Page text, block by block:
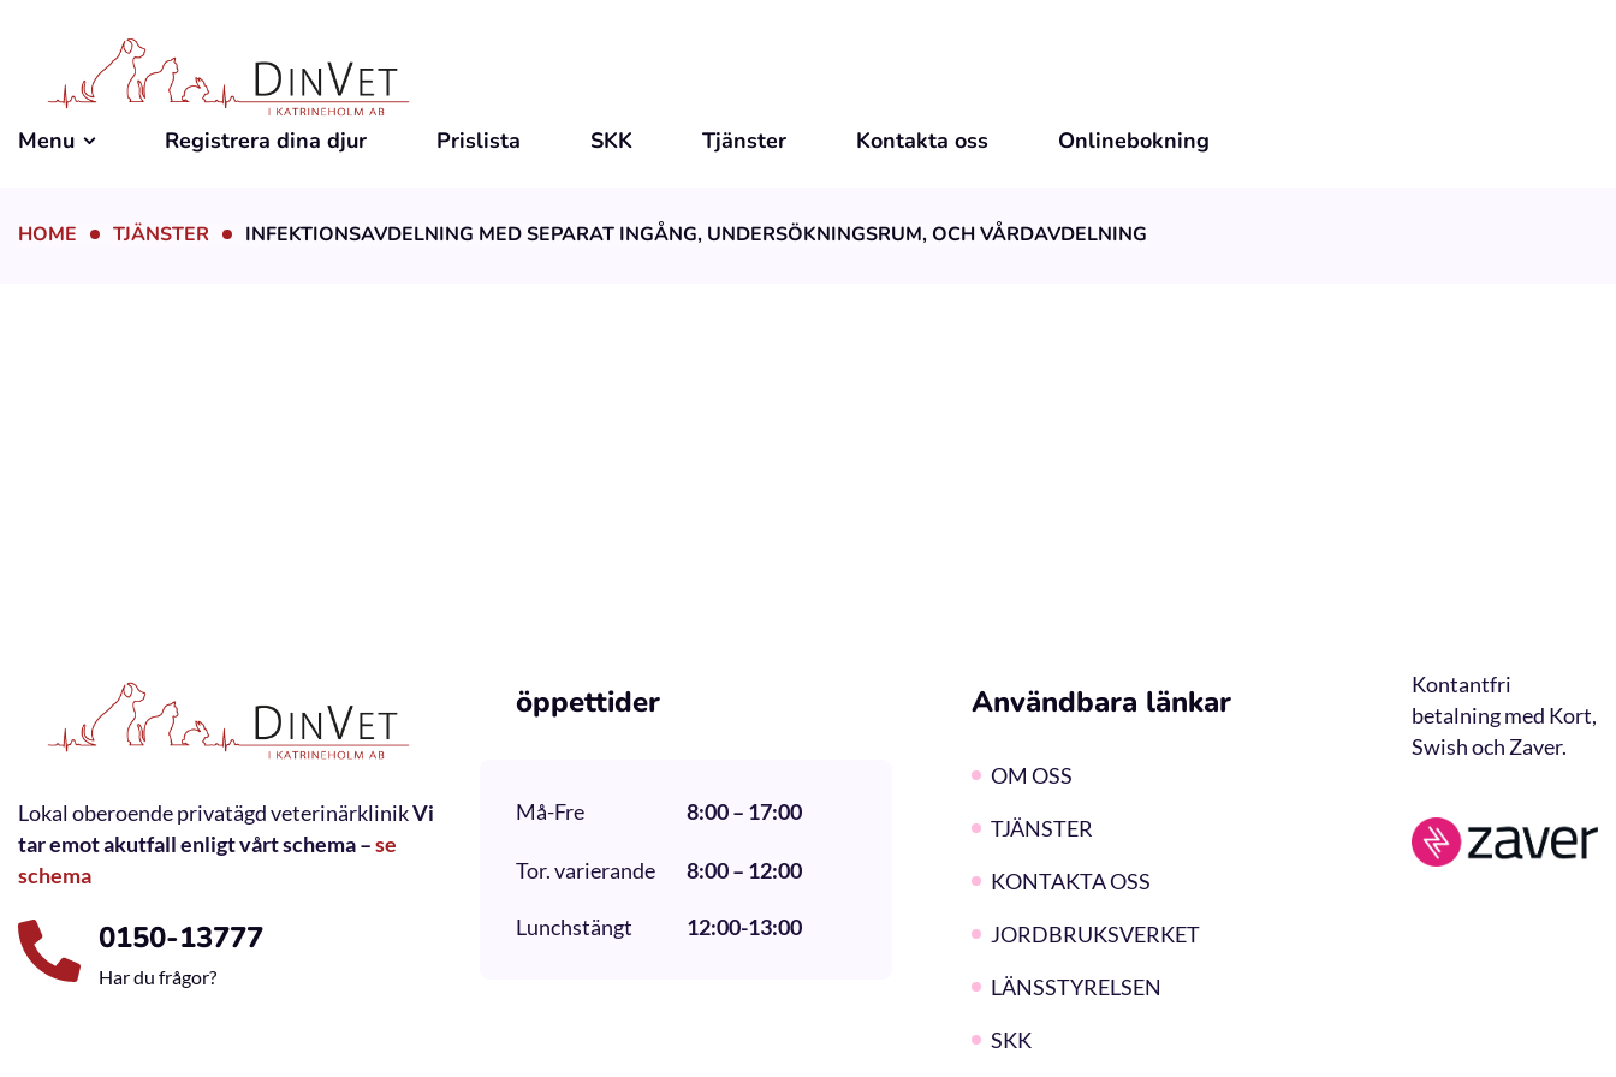
Menu Registrera dina djur Prislista SKK Tjänster Kontakta oss Onlinebokning
HOME TJÄNSTER INFEKTIONSAVDELNING MED SEPARAT INGÅNG, UNDERSÖKNINGSRUM, OCH VÅRDAVDELNING
Lokal oberoende privatägd veterinärklinikVi
tar emot akutfall enligt vårt schema –se
schema
0150-13777
Har du frågor?
öppettider
Må-Fre 8:00 – 17:00
Tor. varierande 8:00 – 12:00
Lunchstängt 12:00-13:00
Användbara länkar
OM OSS
TJÄNSTER
KONTAKTA OSS
JORDBRUKSVERKET
LÄNSSTYRELSEN
SKK
Kontantfri
betalning med Kort,
Swish och Zaver.